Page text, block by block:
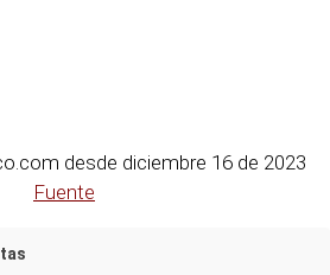
desde diciembre 16 de 2023
Fuente